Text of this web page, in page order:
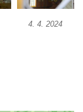
4. 4. 2024